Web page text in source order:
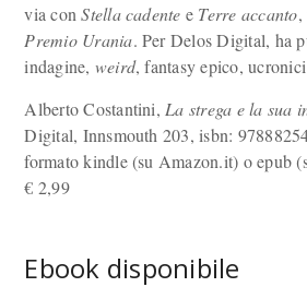
via conStella cadente e Terre accanto
Premio Urania. Per Delos Digital, ha
indagine, weird, fantasy epico,
Alberto Costantini, La strega e la sua
Digital, Innsmouth 203, isbn:
formato kindle (su Amazon.it) o epub
€ 2,99
Ebook disponibile